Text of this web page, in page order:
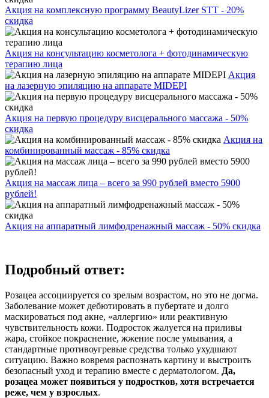
Акция на комплексную программу BeautyLizer STT - 20%
скидка
Акция на консультацию косметолога + фотодинамическую
терапию лица
Акция
на лазерную эпиляцию на аппарате MIDEPI
Акция на первую процедуру висцерального массажа - 50%
скидка
Акция на
комбинированный массаж - 85% скидка
Акция на массаж лица – всего за 990 рублей вместо 5900
рублей!
Акция на аппаратный лимфодренажный массаж - 50% скидка
Подробный ответ:
Розацеа ассоциируется со зрелым возрастом, но это не догма.
Заболевание может дебютировать в пубертате и долго
маскироваться под акне, «аллергию» или реактивную
чувствительность кожи. Подросток жалуется на приливы
жара, стойкое покраснение, жжение после умывания, а
стандартные противоугревые средства только ухудшают
ситуацию. Важно вовремя распознать картину и выстроить
безопасный уход и терапию вместе с дерматологом. Да,
розацеа может появиться у подростков, хотя встречается
реже, чем у взрослых.